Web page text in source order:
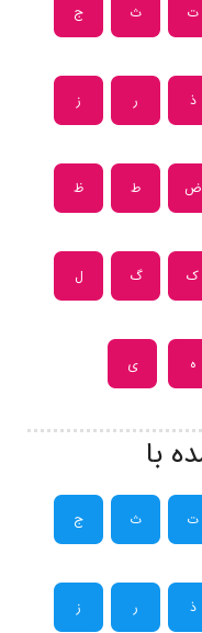
ت ث ج
ذ ر ز
ض ط ظ
ک گ ل
ه ی
با
ت ث ج
ذ ر ز